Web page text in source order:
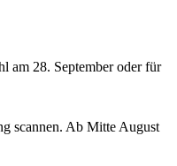
am 28. September oder für
scannen. Ab Mitte August